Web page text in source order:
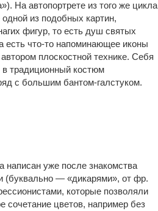
На автопортрете из того же цикла
из подобных картин,
фигур, то есть душ святых
есть что-то напоминающее иконы
плоскостной технике. Себя
традиционный костюм
с большим бантом-галстуком.
написан уже после знакомства
(буквально — «дикарями», от фр.
которые позволяли
сочетание цветов, например без